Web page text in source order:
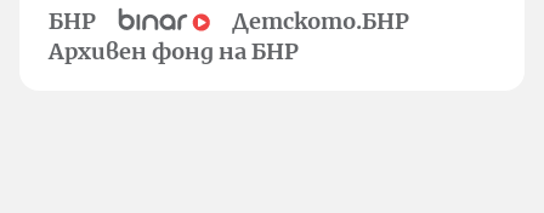
БНР
Детското.БНР
Архивен фонд на БНР